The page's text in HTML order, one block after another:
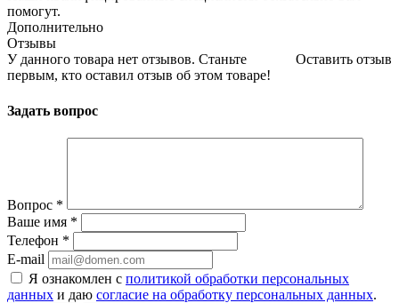
помогут.
Дополнительно
Отзывы
Оставить отзыв
У данного товара нет отзывов. Станьте
первым, кто оставил отзыв об этом товаре!
Задать вопрос
Вопрос *
Ваше имя *
Телефон *
E-mail
Я ознакомлен с политикой обработки персональных
данных и даю согласие на обработку персональных данных.